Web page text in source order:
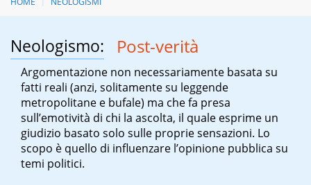
Neologismo: Post-verità
Argomentazione non necessariamente basata su
fatti reali (anzi, solitamente su leggende
metropolitane e bufale) ma che fa presa
sull’emotività di chi la ascolta, il quale esprime un
giudizio basato solo sulle proprie sensazioni. Lo
scopo è quello di influenzare l’opinione pubblica su
temi politici.